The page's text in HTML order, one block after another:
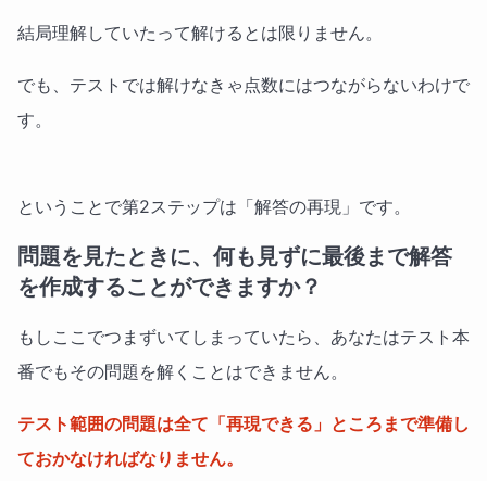
結局理解していたって解けるとは限りません。
でも、テストでは解けなきゃ点数にはつながらないわけで
す。
ということで第2ステップは「解答の再現」です。
問題を見たときに、何も見ずに最後まで解答
を作成することができますか？
もしここでつまずいてしまっていたら、あなたはテスト本
番でもその問題を解くことはできません。
テスト範囲の問題は全て「再現できる」ところまで準備し
ておかなければなりません。